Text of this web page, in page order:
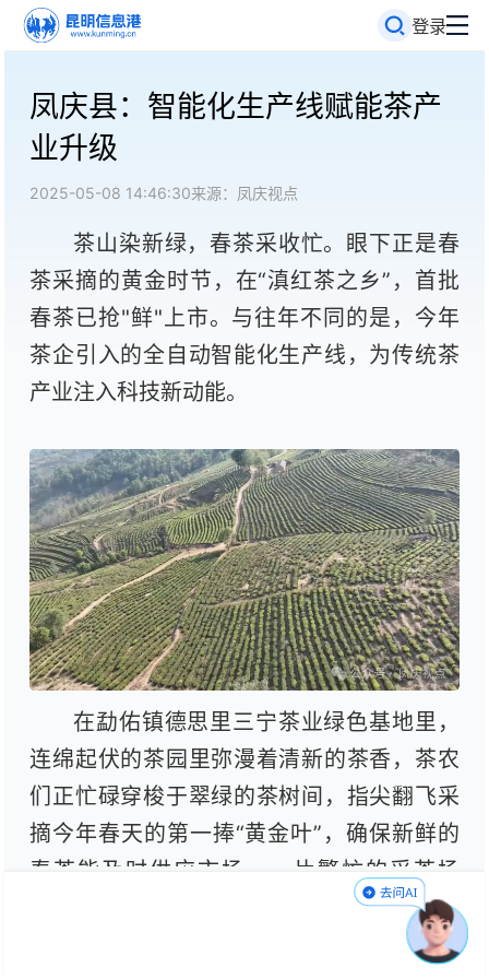
登录
凤庆县：智能化生产线赋能茶产
业升级
2025-05-08 14:46:30来源：凤庆视点
茶山染新绿，春茶采收忙。眼下正是春
茶采摘的黄金时节，在“滇红茶之乡”，首批
春茶已抢"鲜"上市。与往年不同的是，今年
茶企引入的全自动智能化生产线，为传统茶
产业注入科技新动能。
在勐佑镇德思里三宁茶业绿色基地里，
连绵起伏的茶园里弥漫着清新的茶香，茶农
们正忙碌穿梭于翠绿的茶树间，指尖翻飞采
摘今年春天的第一捧“黄金叶”，确保新鲜的
春茶能及时供应市场，一片繁忙的采茶场
景。到傍晚，茶农会把茶叶陆续送到茶厂进
行加工，也有茶叶收购商直接到茶园里直接